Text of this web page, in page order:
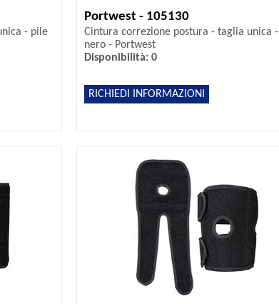
- pile
Portwest - 105130
Cintura correzione postura - taglia unica -
nero - Portwest
Disponibilità: 0
RICHIEDI INFORMAZIONI